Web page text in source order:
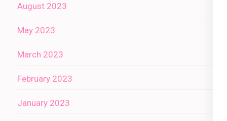
August 2023
May 2023
March 2023
February 2023
January 2023